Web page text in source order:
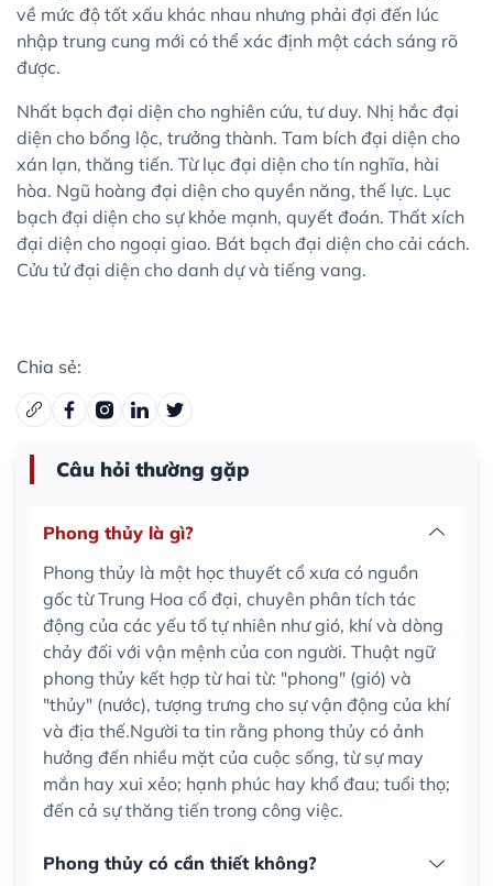
về mức độ tốt xấu khác nhau nhưng phải đợi đến lúc
nhập trung cung mới có thể xác định một cách sáng rõ
được.
Nhất bạch đại diện cho nghiên cứu, tư duy. Nhị hắc đại
diện cho bổng lộc, trưởng thành. Tam bích đại diện cho
xán lạn, thăng tiến. Từ lục đại diện cho tín nghĩa, hài
hòa. Ngũ hoàng đại diện cho quyền năng, thế lực. Lục
bạch đại diện cho sự khỏe mạnh, quyết đoán. Thất xích
đại diện cho ngoại giao. Bát bạch đại diện cho cải cách.
Cửu tử đại diện cho danh dự và tiếng vang.
Chia sẻ:
Câu hỏi thường gặp
Phong thủy là gì?
Phong thủy là một học thuyết cổ xưa có nguồn
gốc từ Trung Hoa cổ đại, chuyên phân tích tác
động của các yếu tố tự nhiên như gió, khí và dòng
chảy đối với vận mệnh của con người. Thuật ngữ
phong thủy kết hợp từ hai từ: "phong" (gió) và
"thủy" (nước), tượng trưng cho sự vận động của khí
và địa thế.Người ta tin rằng phong thủy có ảnh
hưởng đến nhiều mặt của cuộc sống, từ sự may
mắn hay xui xẻo; hạnh phúc hay khổ đau; tuổi thọ;
đến cả sự thăng tiến trong công việc.
Phong thủy có cần thiết không?